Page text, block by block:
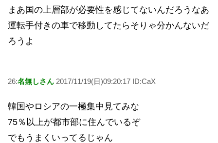
まあ国の上層部が必要性を感じてないんだろうなあ
運転手付きの車で移動してたらそりゃ分かんないだ
ろうよ
26:名無しさん 2017/11/19(日)09:20:17 ID:CaX
韓国やロシアの一極集中見てみな
75％以上が都市部に住んでいるぞ
でもうまくいってるじゃん